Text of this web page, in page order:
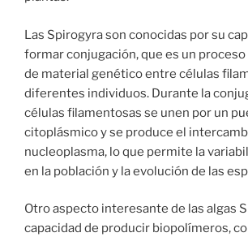
Las Spirogyra son conocidas por su
formar conjugación, que es un
de material genético entre células
diferentes individuos. Durante la
células filamentosas se unen por un
citoplásmico y se produce el
nucleoplasma, lo que permite la
en la población y la evolución de las
Otro aspecto interesante de las algas
capacidad de producir biopolímeros,